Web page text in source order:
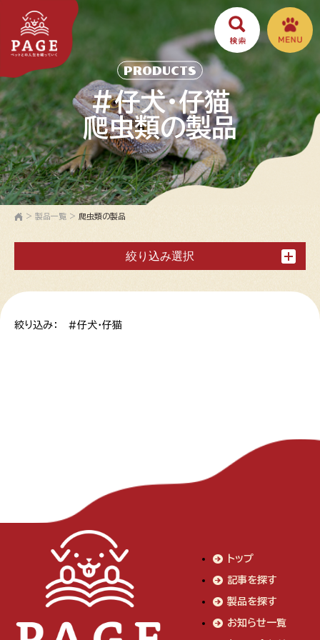
PRODUCTS
#仔犬・仔猫
爬虫類の製品
> 製品一覧 > 爬虫類の製品
絞り込み選択
絞り込み： #仔犬・仔猫
トップ
記事を探す
製品を探す
お知らせ一覧